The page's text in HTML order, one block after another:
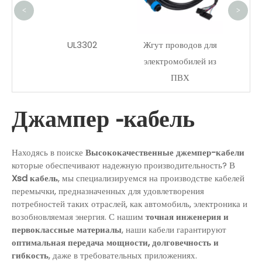
UL3302
Жгут проводов для
электромобилей из
ПВХ
< >
Джампер -кабель
Находясь в поиске Высококачественные джемпер-кабели
которые обеспечивают надежную производительность? В
Xsd кабель, мы специализируемся на производстве кабелей
перемычки, предназначенных для удовлетворения
потребностей таких отраслей, как автомобиль, электроника и
возобновляемая энергия. С нашим точная инженерия и
первоклассные материалы, наши кабели гарантируют
оптимальная передача мощности, долговечность и
гибкость, даже в требовательных приложениях.